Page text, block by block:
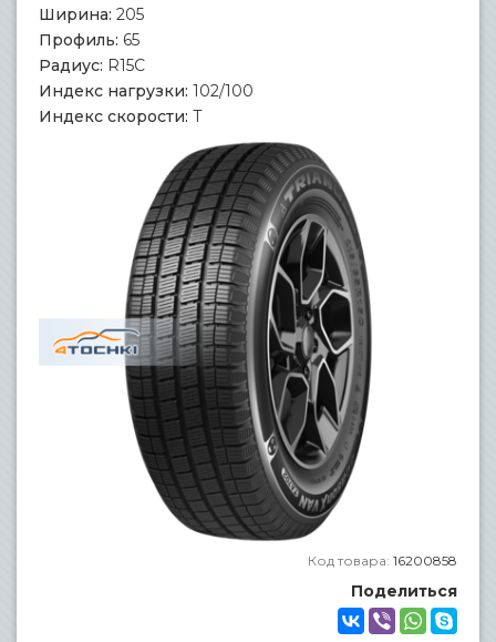
Ширина: 205
Профиль: 65
Радиус: R15C
Индекс нагрузки: 102/100
Индекс скорости: T
Код товара: 16200858
Поделиться